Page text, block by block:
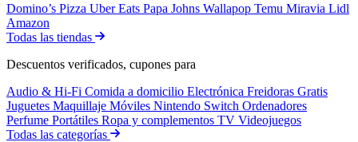
Domino’s Pizza Uber Eats Papa Johns Wallapop Temu Miravia Lidl
Amazon
Todas las tiendas
Descuentos verificados, cupones para
Audio & Hi-Fi Comida a domicilio Electrónica Freidoras Gratis
Juguetes Maquillaje Móviles Nintendo Switch Ordenadores
Perfume Portátiles Ropa y complementos TV Videojuegos
Todas las categorías